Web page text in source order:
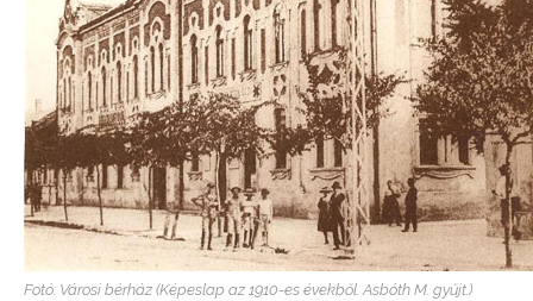
Fotó: Városi bérház (Képeslap az 1910-es évekből. Asbóth M. gyűjt.)